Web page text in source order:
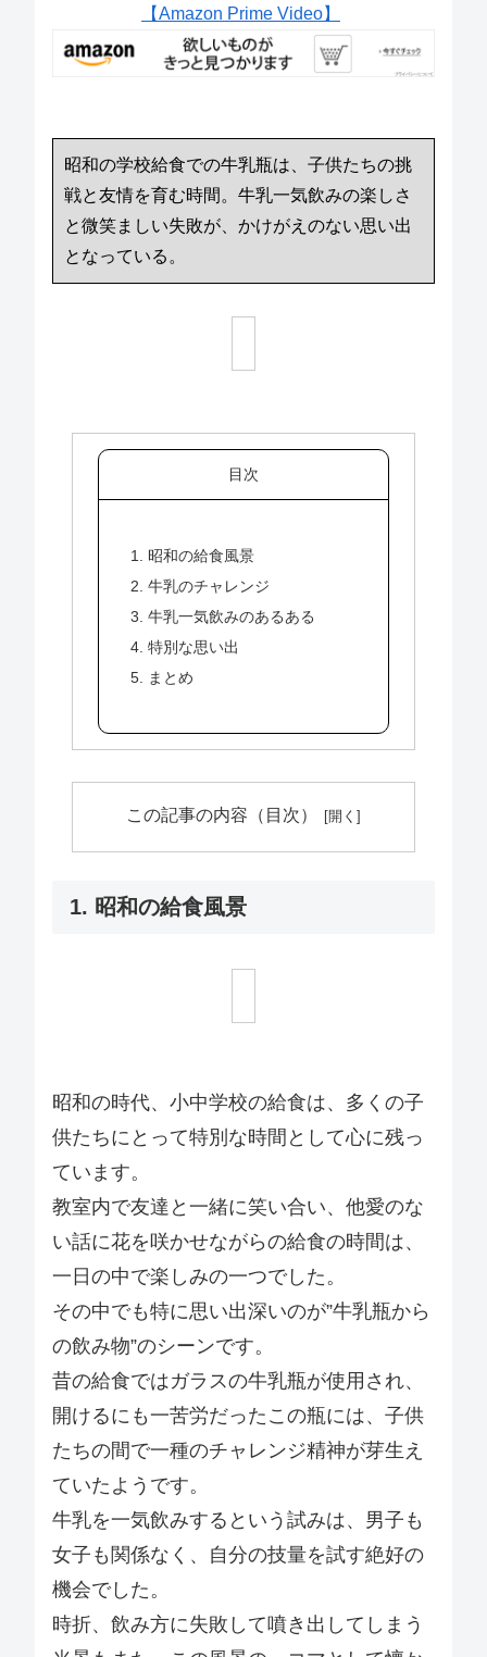
【Amazon Prime Video】
昭和の学校給食での牛乳瓶は、子供たちの挑
戦と友情を育む時間。牛乳一気飲みの楽しさ
と微笑ましい失敗が、かけがえのない思い出
となっている。
目次
1. 昭和の給食風景
2. 牛乳のチャレンジ
3. 牛乳一気飲みのあるある
4. 特別な思い出
5. まとめ
この記事の内容（目次）
1. 昭和の給食風景
昭和の時代、小中学校の給食は、多くの子
供たちにとって特別な時間として心に残っ
ています。
教室内で友達と一緒に笑い合い、他愛のな
い話に花を咲かせながらの給食の時間は、
一日の中で楽しみの一つでした。
その中でも特に思い出深いのが”牛乳瓶から
の飲み物”のシーンです。
昔の給食ではガラスの牛乳瓶が使用され、
開けるにも一苦労だったこの瓶には、子供
たちの間で一種のチャレンジ精神が芽生え
ていたようです。
牛乳を一気飲みするという試みは、男子も
女子も関係なく、自分の技量を試す絶好の
機会でした。
時折、飲み方に失敗して噴き出してしまう